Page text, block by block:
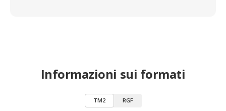
Informazioni sui formati
TM2 RGF